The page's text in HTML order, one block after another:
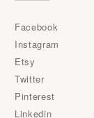
Facebook
Instagram
Etsy
Twitter
Pinterest
Linkedin